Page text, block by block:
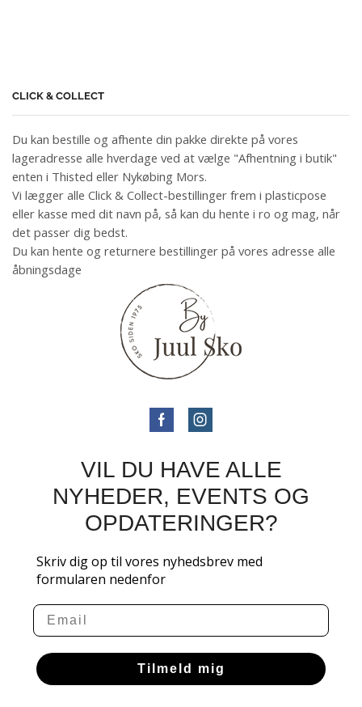
CLICK & COLLECT
Du kan bestille og afhente din pakke direkte på vores
lageradresse alle hverdage ved at vælge "Afhentning i butik"
enten i Thisted eller Nykøbing Mors.
Vi lægger alle Click & Collect-bestillinger frem i plasticpose
eller kasse med dit navn på, så kan du hente i ro og mag, når
det passer dig bedst.
Du kan hente og returnere bestillinger på vores adresse alle
åbningsdage
VIL DU HAVE ALLE
NYHEDER, EVENTS OG
OPDATERINGER?
Skriv dig op til vores nyhedsbrev med
formularen nedenfor
Email
Tilmeld mig